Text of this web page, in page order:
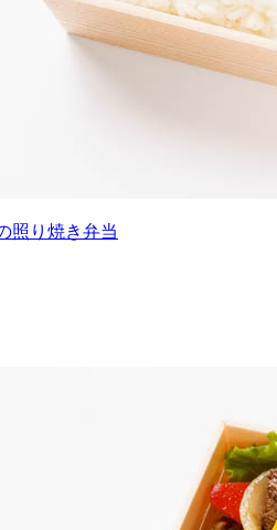
照り焼き弁当